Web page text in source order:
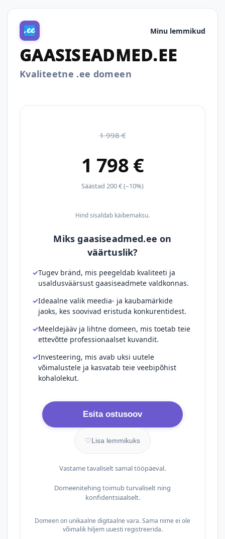
Minu lemmikud
GAASISEADMED.EE
Kvaliteetne .ee domeen
1 998 €
1 798 €
Säästad 200 € (–10%)
Hind sisaldab käibemaksu.
Miks gaasiseadmed.ee on
väärtuslik?
Tugev bränd, mis peegeldab kvaliteeti ja
usaldusväärsust gaasiseadmete valdkonnas.
Ideaalne valik meedia- ja kaubamärkide
jaoks, kes soovivad eristuda konkurentidest.
Meeldejääv ja lihtne domeen, mis toetab teie
ettevõtte professionaalset kuvandit.
Investeering, mis avab uksi uutele
võimalustele ja kasvatab teie veebipõhist
kohalolekut.
Esita ostusoov
♡Lisa lemmikuks
Vastame tavaliselt samal tööpäeval.
Domeenitehing toimub turvaliselt ning
konfidentsiaalselt.
Domeen on unikaalne digitaalne vara. Sama nime ei ole
võimalik hiljem uuesti registreerida.